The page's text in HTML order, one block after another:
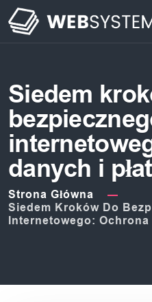
Siedem
danych i
Strona Główna
Siedem Kroków Do
Internetowego: Ochrona